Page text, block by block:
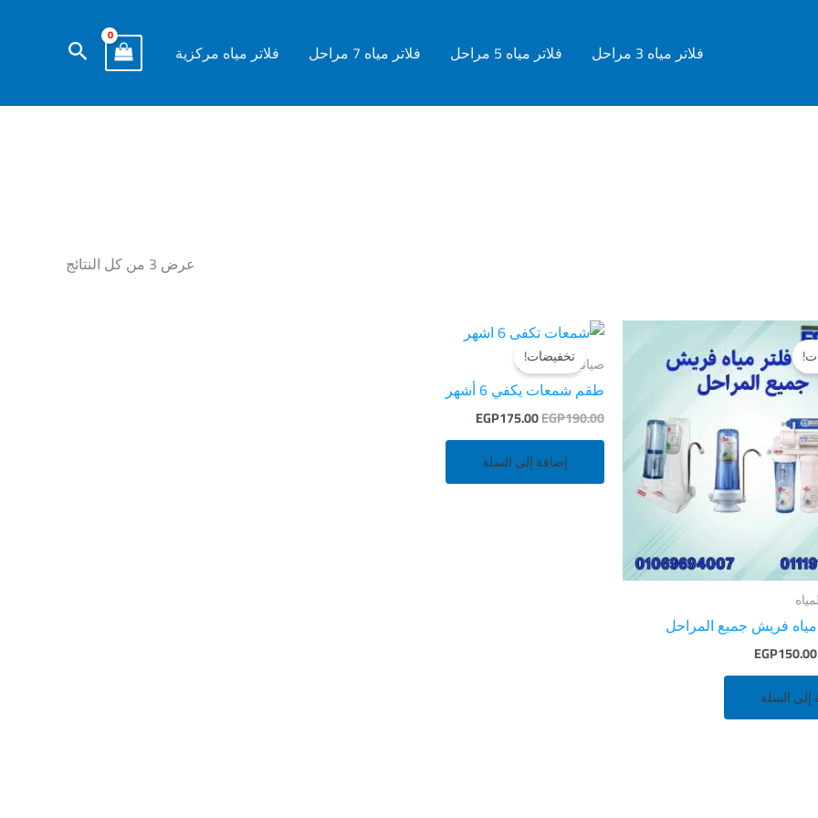
فلاتر مياه 3 مراحل فلاتر مياه 5 مراحل فلاتر مياه 7 مراحل فلاتر مياه مركزية البحث
عرض ⁦3⁩ من كل النتائج
مياه فريش جميع المراحل
السعر
الأصلي
هو:
EGP200.00.
EGP150.00
السعر
الحالي
هو:
EGP150.00.
إلى السلة
تخفيضات!
صيانة فلاتر المياه
طقم شمعات يكفي 6 أشهر
EGP190.00
السعر
الأصلي
هو:
EGP190.00.
EGP175.00
السعر
الحالي
EGP175.00.
إضافة إلى السلة